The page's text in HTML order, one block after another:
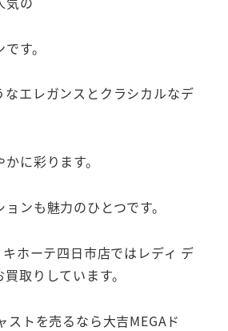
す。
なエレガンスとクラシカルなデ
に彩ります。
ンも魅力のひとつです。
ホーテ四日市店ではレディ デ
取りしています。
ストを売るなら大吉MEGAド